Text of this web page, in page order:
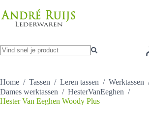
naar
de
Home / Tassen / Leren tassen / Werktassen
Dames werktassen / HesterVanEeghen /
Hester Van Eeghen Woody Plus